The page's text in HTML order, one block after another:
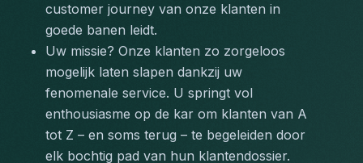
customer journey van onze klanten in
goede banen leidt.
Uw missie? Onze klanten zo zorgeloos
mogelijk laten slapen dankzij uw
fenomenale service. U springt vol
enthousiasme op de kar om klanten van A
tot Z – en soms terug – te begeleiden door
elk bochtig pad van hun klantendossier.